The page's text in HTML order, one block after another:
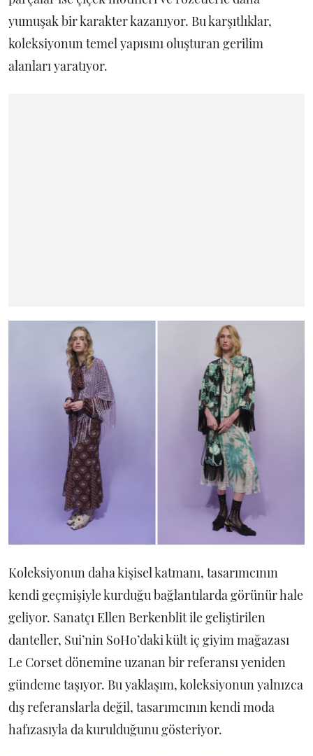
yumuşak bir karakter kazanıyor. Bu karşıtlıklar,
koleksiyonun temel yapısını oluşturan gerilim
alanları yaratıyor.
Koleksiyonun daha kişisel katmanı, tasarımcının
kendi geçmişiyle kurduğu bağlantılarda görünür hale
geliyor. Sanatçı Ellen Berkenblit ile geliştirilen
danteller, Sui’nin SoHo’daki kült iç giyim mağazası
Le Corset dönemine uzanan bir referansı yeniden
gündeme taşıyor. Bu yaklaşım, koleksiyonun yalnızca
dış referanslarla değil, tasarımcının kendi moda
hafızasıyla da kurulduğunu gösteriyor.